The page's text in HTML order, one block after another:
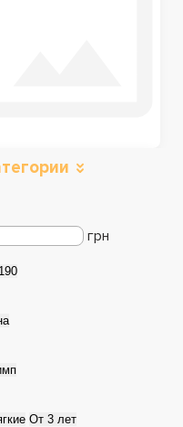
Кровати чердаки
грн
От 3 лет